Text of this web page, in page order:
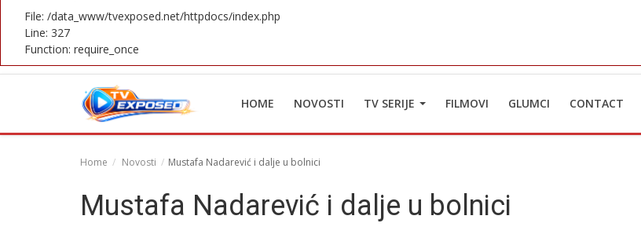
File: /data_www/tvexposed.net/httpdocs/index.php
Line: 327
Function: require_once
HOME NOVOSTI TV SERIJE FILMOVI GLUMCI CONTACT
Contact
Login
English
Home Novosti Mustafa Nadarević i dalje u bolnici
Mustafa Nadarević i dalje u bolnici